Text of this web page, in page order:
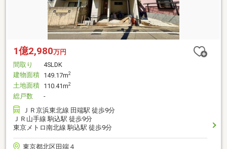
1億2,980万円
間取り
4SLDK
建物面積 149.17m2
土地面積 110.41m2
総戸数
-
ＪＲ京浜東北線 田端駅 徒歩9分
ＪＲ山手線 駒込駅 徒歩9分
東京メトロ南北線 駒込駅 徒歩9分
東京都北区田端４